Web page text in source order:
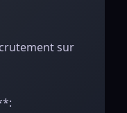
sur